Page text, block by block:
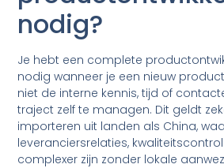
nodig?
Je hebt een complete
nodig wanneer je een nieuw
niet de interne kennis, tijd of
traject zelf te managen. Dit geldt
importeren uit landen als China,
leveranciersrelaties,
complexer zijn zonder lokale